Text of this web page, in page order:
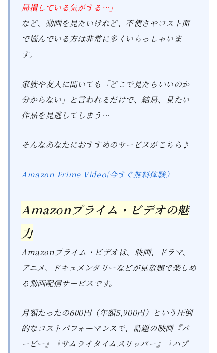
局損している気がする…」
など、動画を見たいけれど、不便さやコスト面
で悩んでいる方は非常に多くいらっしゃいま
す。
家族や友人に聞いても「どこで見たらいいのか
分からない」と言われるだけで、結局、見たい
作品を見逃してしまう…
そんなあなたにおすすめのサービスがこちら♪
Amazon Prime Video(今すぐ無料体験）
Amazonプライム・ビデオの魅
力
Amazonプライム・ビデオは、映画、ドラマ、
アニメ、ドキュメンタリーなどが見放題で楽しめ
る動画配信サービスです。
月額たったの600円（年額5,900円）という圧倒
的なコストパフォーマンスで、話題の映画『バ
ービー』『サムライタイムスリッパー』『ハプ